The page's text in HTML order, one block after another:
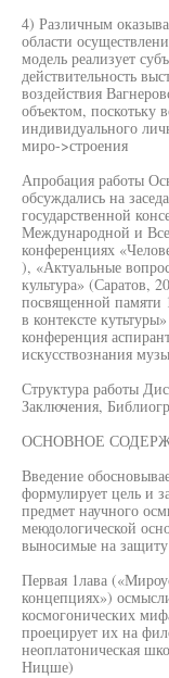
4) Различным
области
модель реализует
действительность
воздействия
объектом, поскотьку
индивидуального
миро->строения
Апробация работы
обсуждались на
государственной
Международной и
конференциях
), «Актуальные
культура» (Саратов,
посвященной
в контексте
конференция
искусствознания
Структура работы
Заключения,
ОСНОВНОЕ
Введение
формулирует цель и
предмет научного
меюдологической
выносимые на защиту
Первая 1лава
концепциях»)
космогонических
проецирует их на
неоплатоническая
Ницше)